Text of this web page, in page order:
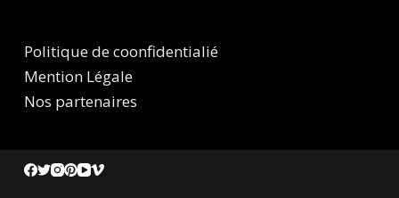
Politique de coonfidentialié
Mention Légale
Nos partenaires